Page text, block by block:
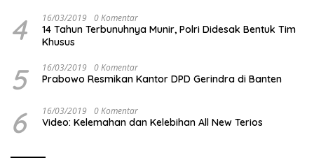
4 16/03/2019 0 Komentar
14 Tahun Terbunuhnya Munir, Polri Didesak Bentuk Tim
Khusus
5 16/03/2019 0 Komentar
Prabowo Resmikan Kantor DPD Gerindra di Banten
6 16/03/2019 0 Komentar
Video: Kelemahan dan Kelebihan All New Terios